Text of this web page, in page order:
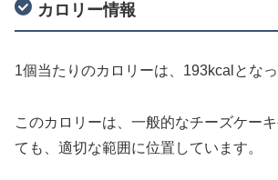
カロリー情報
1個当たりのカロリーは、193kcalとなっ
このカロリーは、一般的なチーズケー
ても、適切な範囲に位置しています。